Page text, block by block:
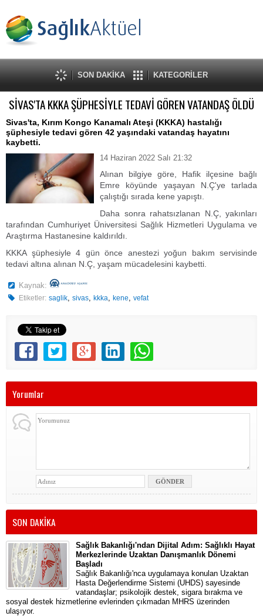
SON DAKİKA KATEGORİLER
SİVAS'TA KKKA ŞÜPHESİYLE TEDAVİ GÖREN VATANDAŞ ÖLDÜ
Sivas'ta, Kırım Kongo Kanamalı Ateşi (KKKA) hastalığı
şüphesiyle tedavi gören 42 yaşındaki vatandaş hayatını
kaybetti.
14 Haziran 2022 Salı 21:32
Alınan bilgiye göre, Hafik ilçesine bağlı
Emre köyünde yaşayan N.Ç'ye tarlada
çalıştığı sırada kene yapıştı.
Daha sonra rahatsızlanan N.Ç, yakınları
tarafından Cumhuriyet Üniversitesi Sağlık Hizmetleri Uygulama ve
Araştırma Hastanesine kaldırıldı.
KKKA şüphesiyle 4 gün önce anestezi yoğun bakım servisinde
tedavi altına alınan N.Ç, yaşam mücadelesini kaybetti.
Kaynak:
Etiketler: saglik,sivas,kkka,kene,vefat
Yorumlar
SON DAKİKA
Sağlık Bakanlığı'ndan Dijital Adım: Sağlıklı Hayat
Merkezlerinde Uzaktan Danışmanlık Dönemi
Başladı
Sağlık Bakanlığı'nca uygulamaya konulan Uzaktan
Hasta Değerlendirme Sistemi (UHDS) sayesinde
vatandaşlar; psikolojik destek, sigara bırakma ve
sosyal destek hizmetlerine evlerinden çıkmadan MHRS üzerinden
ulaşıyor.